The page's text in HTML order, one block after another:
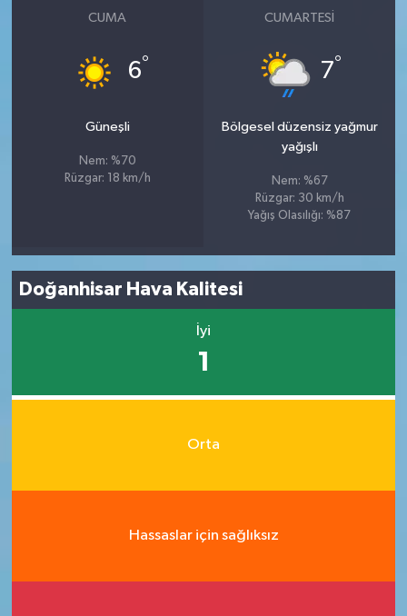
CUMA
6°
Güneşli
Nem: %70
Rüzgar: 18 km/h
CUMARTESI
7°
Bölgesel düzensiz yağmur
yağışlı
Nem: %67
Rüzgar: 30 km/h
Yağış Olasılığı: %87
Doğanhisar Hava Kalitesi
İyi
1
Orta
Hassaslar için sağlıksız